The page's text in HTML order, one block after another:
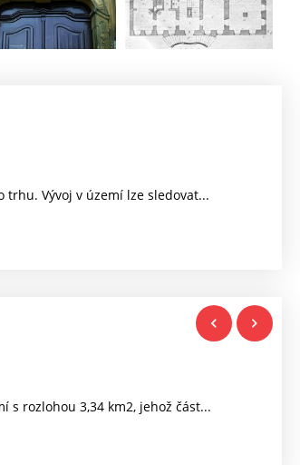
ben
trhu. Vývoj v území lze sledovat...
s rozlohou 3,34 km2, jehož část...